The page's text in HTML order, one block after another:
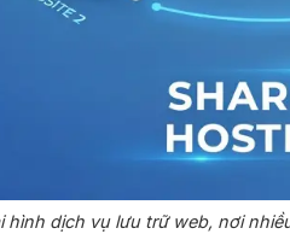
hình dịch vụ lưu trữ web, nơi